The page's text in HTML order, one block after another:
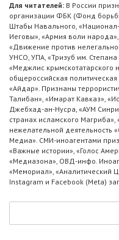
Для читателей: В России
организации ФБК (Фонд
Штабы Навального,
Иеговы», «Армия воли
«Движение против
УНСО, УПА, «Тризуб им.
«Меджлис крымскотатарского
общероссийская
«Айдар». Признаны
Талибан», «Имарат Кавказ»,
Джебхад-ан-Нусра, «АУМ
странах исламского
нежелательной деятельность
Медиа». СМИ-иноагентами
«Важные истории», «Голос
«Медиазона», ОВД-инфо.
«Мемориал», «Аналитический
Instagram и Facebook (Metа)